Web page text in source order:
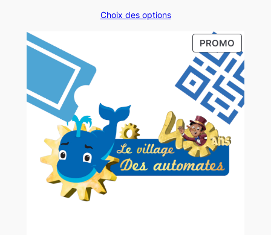
21,00 €
Choix des options
PROMO
EN